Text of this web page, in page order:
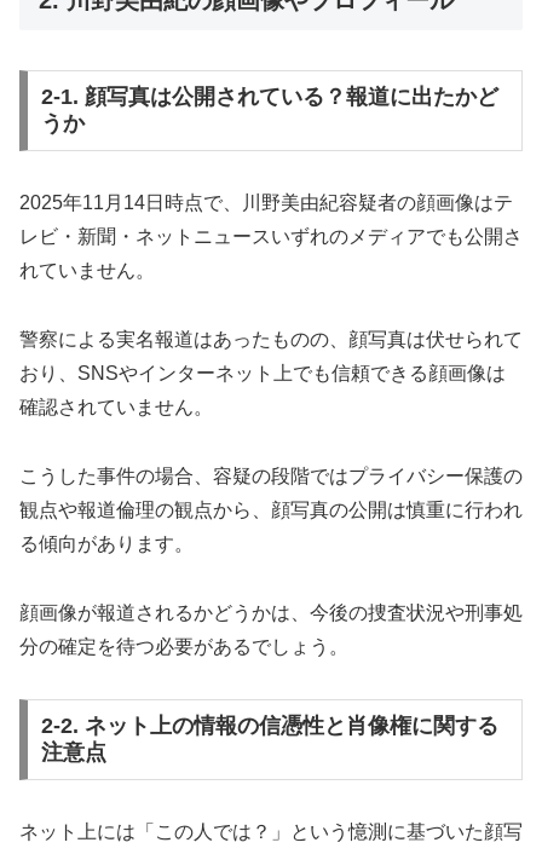
2-1. 顔写真は公開されている？報道に出たかど
うか
2025年11月14日時点で、川野美由紀容疑者の顔画像はテ
レビ・新聞・ネットニュースいずれのメディアでも公開さ
れていません。
警察による実名報道はあったものの、顔写真は伏せられて
おり、SNSやインターネット上でも信頼できる顔画像は
確認されていません。
こうした事件の場合、容疑の段階ではプライバシー保護の
観点や報道倫理の観点から、顔写真の公開は慎重に行われ
る傾向があります。
顔画像が報道されるかどうかは、今後の捜査状況や刑事処
分の確定を待つ必要があるでしょう。
2-2. ネット上の情報の信憑性と肖像権に関する
注意点
ネット上には「この人では？」という憶測に基づいた顔写